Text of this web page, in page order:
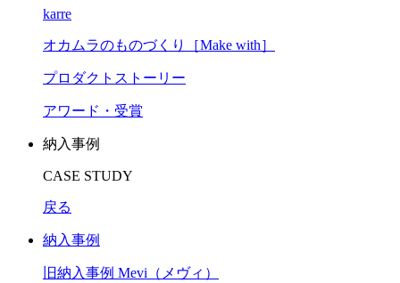
karre
オカムラのものづくり［Make with］
プロダクトストーリー
アワード・受賞
納入事例
CASE STUDY
戻る
納入事例
旧納入事例 Mevi（メヴィ）